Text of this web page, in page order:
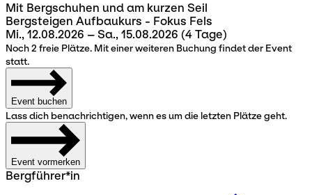
Mit Bergschuhen und am kurzen Seil
Bergsteigen Aufbaukurs - Fokus Fels
Mi., 12.08.2026 – Sa., 15.08.2026 (4 Tage)
Noch 2 freie Plätze. Mit einer weiteren Buchung findet der Event
statt.
Event buchen
Lass dich benachrichtigen, wenn es um die letzten Plätze geht.
Event vormerken
Bergführer*in